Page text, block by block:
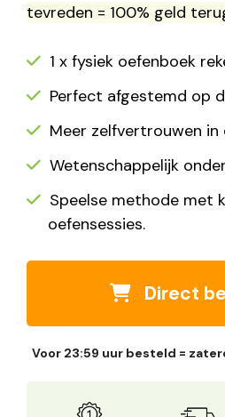
tevreden = 100% geld
1 x fysiek oefenboek
Perfect afgestemd op
Meer zelfvertrouwen in
Wetenschappelijk
Speelse methode met
oefensessies.
Direct
Voor 23:59 uur besteld =